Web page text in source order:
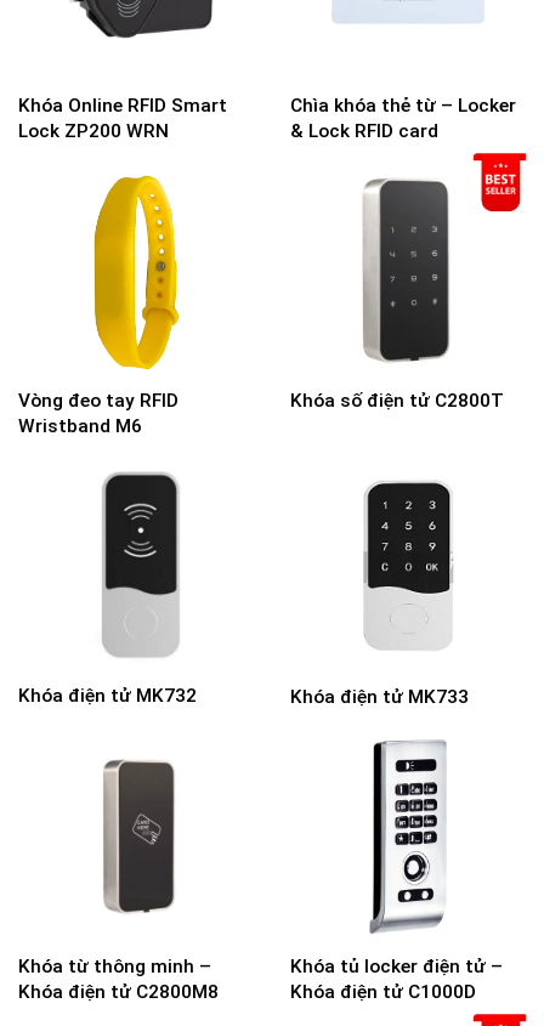
Khóa Online RFID Smart
Lock ZP200 WRN
Chìa khóa thẻ từ – Locker
& Lock RFID card
Vòng đeo tay RFID
Wristband M6
Khóa số điện tử C2800T
Khóa điện tử MK732 Khóa điện tử MK733
Khóa từ thông minh –
Khóa điện tử C2800M8
Khóa tủ locker điện tử –
Khóa điện tử C1000D